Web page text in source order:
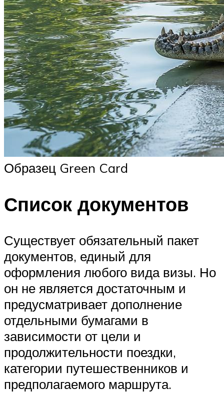
Образец Green Card
Список документов
Существует обязательный пакет
документов, единый для
оформления любого вида визы. Но
он не является достаточным и
предусматривает дополнение
отдельными бумагами в
зависимости от цели и
продолжительности поездки,
категории путешественников и
предполагаемого маршрута.